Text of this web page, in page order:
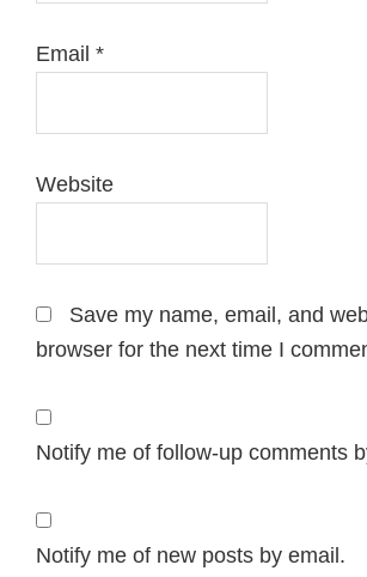
Email *
Website
Save my name, email, and
browser for the next time I
Notify me of follow-up comments
Notify me of new posts by email.